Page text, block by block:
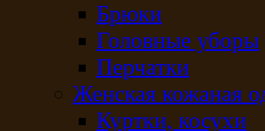
Брюки
Головные уборы
Перчатки
Женская кожаная
Куртки, косухи